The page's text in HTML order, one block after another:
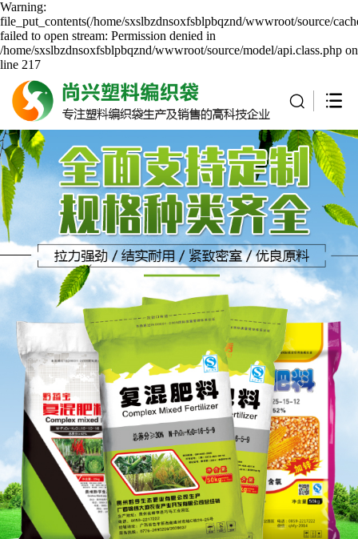
Warning:
file_put_contents(/home/sxslbzdnsoxfsblpbqznd/wwwroot/source/
failed to open stream: Permission denied in
/home/sxslbzdnsoxfsblpbqznd/wwwroot/source/model/api.class.php on
line 217